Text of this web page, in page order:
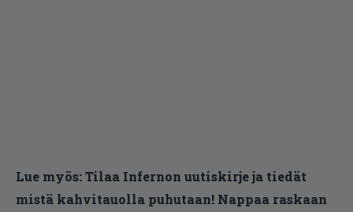
Lue myös:Tilaa Infernon uutiskirje ja tiedät
mistä kahvitauolla puhutaan! Nappaa raskaan